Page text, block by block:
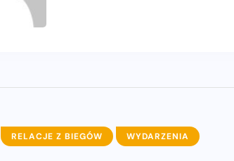
RELACJE Z BIEGÓW WYDARZENIA